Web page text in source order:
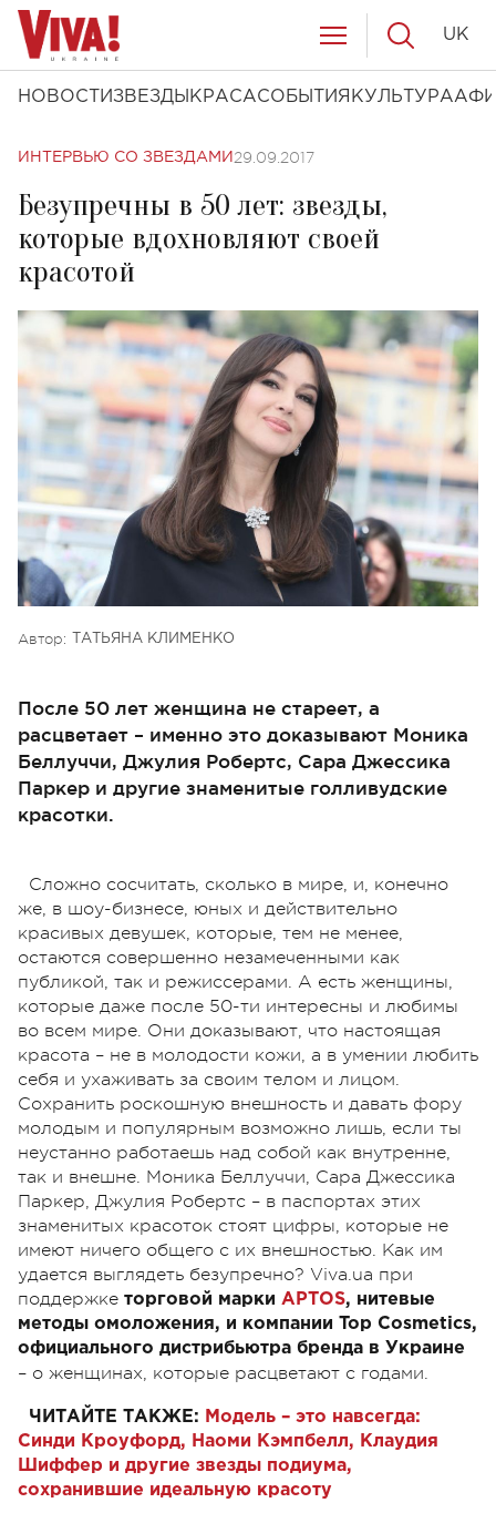
НОВОСТИ ЗВЕЗДЫ КРАСАСОБЫТИЯ КУЛЬТУРА
UK
ИНТЕРВЬЮ СО ЗВЕЗДАМИ 29.09.2017
Безупречны в 50 лет: звезды,
которые вдохновляют своей
красотой
Автор: ТАТЬЯНА КЛИМЕНКО
После 50 лет женщина не стареет, а
расцветает – именно это доказывают Моника
Беллуччи, Джулия Робертс, Сара Джессика
Паркер и другие знаменитые голливудские
красотки.
Сложно сосчитать, сколько в мире, и, конечно
же, в шоу-бизнесе, юных и действительно
красивых девушек, которые, тем не менее,
остаются совершенно незамеченными как
публикой, так и режиссерами. А есть женщины,
которые даже после 50-ти интересны и любимы
во всем мире. Они доказывают, что настоящая
красота – не в молодости кожи, а в умении любить
себя и ухаживать за своим телом и лицом.
Сохранить роскошную внешность и давать фору
молодым и популярным возможно лишь, если ты
неустанно работаешь над собой как внутренне,
так и внешне. Моника Беллуччи, Сара Джессика
Паркер, Джулия Робертс – в паспортах этих
знаменитых красоток стоят цифры, которые не
имеют ничего общего с их внешностью. Как им
удается выглядеть безупречно? Viva.ua при
поддержке торговой марки APTOS, нитевые
методы омоложения, и компании Top Cosmetics,
официального дистрибьютра бренда в Украине
– о женщинах, которые расцветают с годами.
ЧИТАЙТЕ ТАКЖЕ: Модель – это навсегда:
Синди Кроуфорд, Наоми Кэмпбелл, Клаудия
Шиффер и другие звезды подиума,
сохранившие идеальную красоту